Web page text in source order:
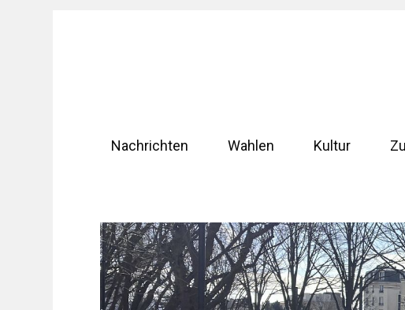
Nachrichten Wahlen Kultur